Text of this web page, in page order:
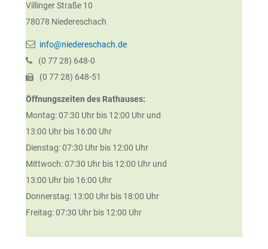
Villinger Straße 10
78078 Niedereschach
info@niedereschach.de
(0 7728) 648-0
(0 7728) 648-51
Öffnungszeiten des Rathauses:
Montag: 07:30 Uhr bis 12:00 Uhr und
13:00 Uhr bis 16:00 Uhr
Dienstag: 07:30 Uhr bis 12:00 Uhr
Mittwoch: 07:30 Uhr bis 12:00 Uhr und
13:00 Uhr bis 16:00 Uhr
Donnerstag: 13:00 Uhr bis 18:00 Uhr
Freitag: 07:30 Uhr bis 12:00 Uhr